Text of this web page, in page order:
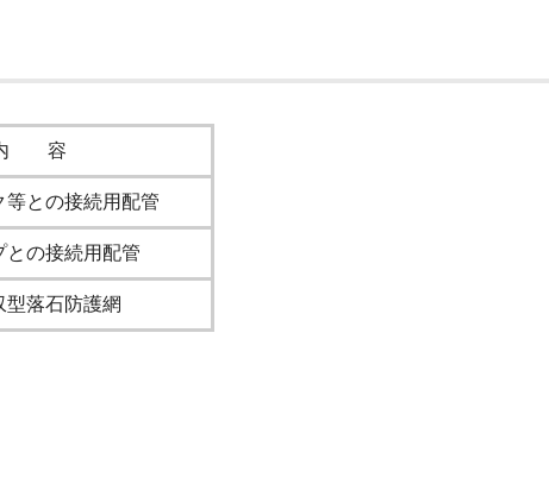
容
等との接続用配管
との接続用配管
型落石防護網